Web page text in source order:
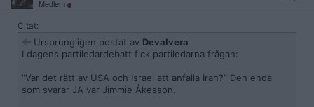
Medlem
Citat:
Ursprungligen postat av Devalvera
I dagens partiledardebatt fick partiledarna frågan:
”Var det rätt av USA och Israel att anfalla Iran?” Den enda
som svarar JA var Jimmie Åkesson.